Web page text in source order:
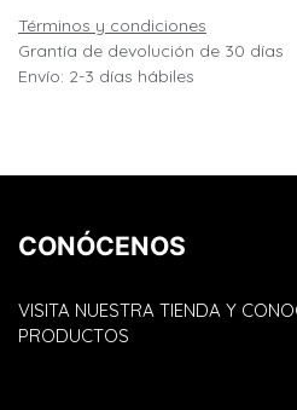
Términos y condiciones
Grantía de devolución de 30 días
Envío: 2-3 días hábiles
CONÓCENOS
VISITA NUESTRA TIENDA Y
PRODUCTOS